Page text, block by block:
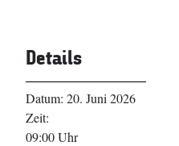
Details
Datum: 20. Juni 2026
Zeit:
09:00 Uhr